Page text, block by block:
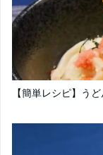
【簡単レシピ】う